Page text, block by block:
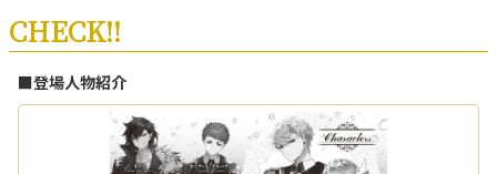
CHECK!!
■登場人物紹介